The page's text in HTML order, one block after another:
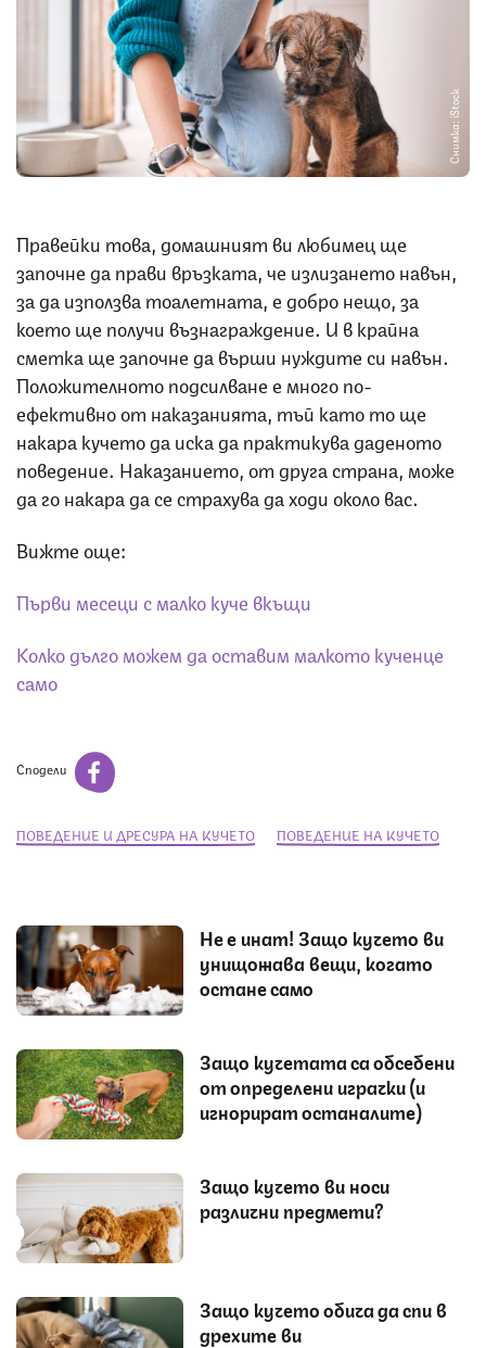
Снимка: iStock
Правейки това, домашният ви любимец ще
започне да прави връзката, че излизането навън,
за да използва тоалетната, е добро нещо, за
което ще получи възнаграждение. И в крайна
сметка ще започне да върши нуждите си навън.
Положителното подсилване е много по-
ефективно от наказанията, тъй като то ще
накара кучето да иска да практикува даденото
поведение. Наказанието, от друга страна, може
да го накара да се страхува да ходи около вас.
Вижте още:
Първи месеци с малко куче вкъщи
Колко дълго можем да оставим малкото кученце
само
Сподели
ПОВЕДЕНИЕ И ДРЕСУРА НА КУЧЕТО ПОВЕДЕНИЕ НА КУЧЕТО
Не е инат! Защо кучето ви
унищожава вещи, когато
остане само
Защо кучетата са обсебени
от определени играчки (и
игнорират останалите)
Защо кучето ви носи
различни предмети?
Защо кучето обича да спи в
дрехите ви